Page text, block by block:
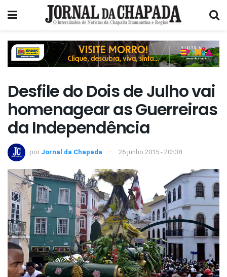
Desfile do Dois de Julho vai
homenagear ­as Guerreiras
da Independência
por Jornal da Chapada 26 junho 2015 - 20h38